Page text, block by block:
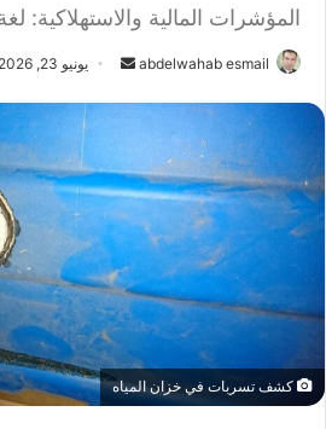
المؤشرات المالية والاستهلاكية:
abdelwahab esmail
ب
د
ا
إ
ك
ت
يونيو 23, 2026
كشف تسربات في خزان المياه